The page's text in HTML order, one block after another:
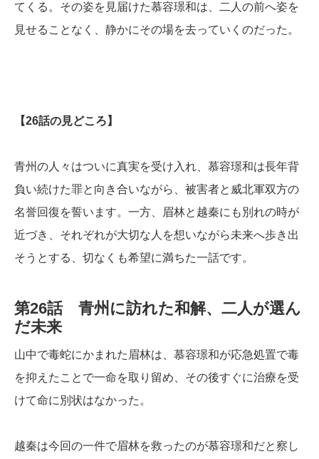
てくる。その姿を見届けた慕容璟和は、二人の前へ姿を
見せることなく、静かにその場を去っていくのだった。
【26話の見どころ】
青州の人々はついに真実を受け入れ、慕容璟和は長年背
負い続けた罪と向き合いながら、被害者と威北軍双方の
名誉回復を誓います。一方、眉林と越秦にも別れの時が
近づき、それぞれが大切な人を想いながら未来へ歩き出
そうとする、切なくも希望に満ちた一話です。
第26話 青州に訪れた和解、二人が選ん
だ未来
山中で毒蛇にかまれた眉林は、慕容璟和が応急処置で毒
を抑えたことで一命を取り留め、その後すぐに治療を受
けて命に別状はなかった。
越秦は今回の一件で眉林を救ったのが慕容璟和だと察し